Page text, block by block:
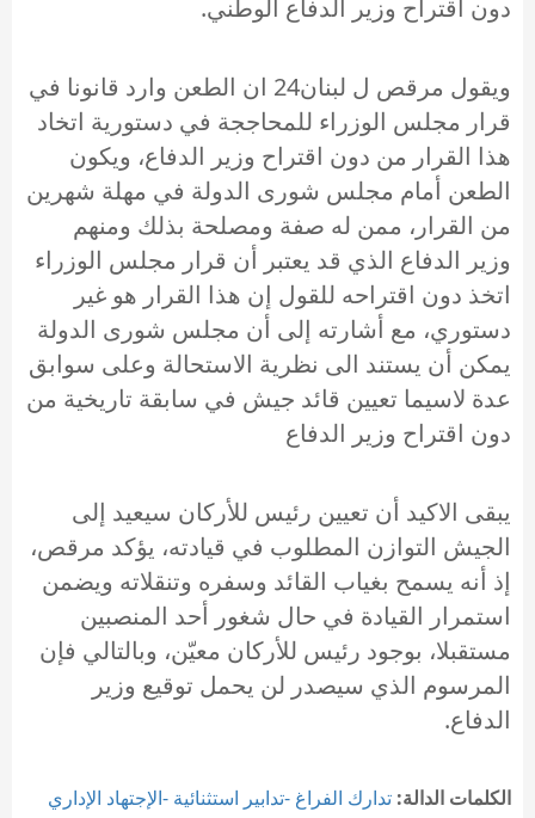
دون اقتراح وزير الدفاع الوطني.
ويقول مرقص ل لبنان24 ان الطعن وارد قانونا في
قرار مجلس الوزراء للمحاججة في دستورية اتخاد
هذا القرار من دون اقتراح وزير الدفاع، ويكون
الطعن أمام مجلس شورى الدولة في مهلة شهرين
من القرار، ممن له صفة ومصلحة بذلك ومنهم
وزير الدفاع الذي قد يعتبر أن قرار مجلس الوزراء
اتخذ دون اقتراحه للقول إن هذا القرار هو غير
دستوري، مع أشارته إلى أن مجلس شورى الدولة
يمكن أن يستند الى نظرية الاستحالة وعلى سوابق
عدة لاسيما تعيين قائد جيش في سابقة تاريخية من
دون اقتراح وزير الدفاع
يبقى الاكيد أن تعيين رئيس للأركان سيعيد إلى
الجيش التوازن المطلوب في قيادته، يؤكد مرقص،
إذ أنه يسمح بغياب القائد وسفره وتنقلاته ويضمن
استمرار القيادة في حال شغور أحد المنصبين
مستقبلا، بوجود رئيس للأركان معيّن، وبالتالي فإن
المرسوم الذي سيصدر لن يحمل توقيع وزير
الدفاع.
الكلمات الدالة: تدارك الفراغ -تدابير استثنائية -الإجتهاد الإداري